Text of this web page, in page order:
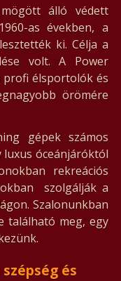
mögött álló védett
as években, a
ki. Célja a
volt. A Power
profi élsportolók és
örömére
gépek számos
luxus óceánjáróktól
rekreációs
szolgálják a
Szalonunkban
található meg, egy
és